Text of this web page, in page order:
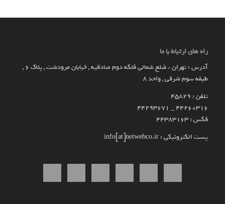
راه های ارتباط با ما
آدرس : تهران ، ضلع شمالی فلکه دوم صادقیه , خیابان مرودشت , پلاک ۶ ,
طبقه سوم شرقی , واحد ۸
تلفن : 45829
۴۴۲۶۰۳۱۶ _ 44293671
فکس : 44383163
پست الکترونیکی : info[at]netwebco.ir